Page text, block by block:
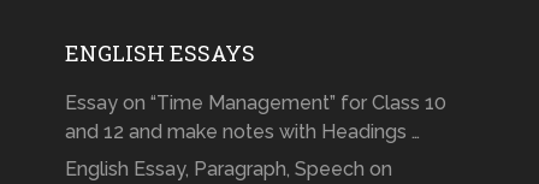
ENGLISH ESSAYS
Essay on “Time Management” for Class 10
and 12 and make notes with Headings …
English Essay, Paragraph, Speech on